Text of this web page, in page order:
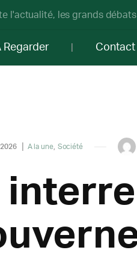
l'actualité, les grands
Regarder Contact
A la une Société